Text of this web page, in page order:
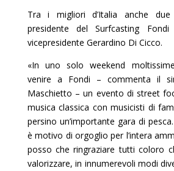
Tra i migliori d’Italia anche
presidente del Surfcasting
vicepresidente Gerardino Di Cicco.
«In uno solo weekend
venire a Fondi – commenta il
Maschietto – un evento di street
musica classica con musicisti di
persino un’importante gara di
è motivo di orgoglio per l’intera
posso che ringraziare tutti coloro
valorizzare, in innumerevoli modi